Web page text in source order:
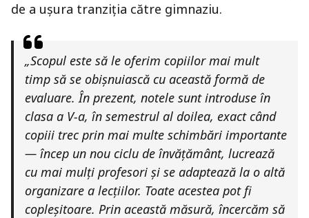
de a ușura tranziția către gimnaziu.
„Scopul este să le oferim copiilor mai mult
timp să se obișnuiască cu această formă de
evaluare. În prezent, notele sunt introduse în
clasa a V-a, în semestrul al doilea, exact când
copiii trec prin mai multe schimbări importante
— încep un nou ciclu de învățământ, lucrează
cu mai mulți profesori și se adaptează la o altă
organizare a lecțiilor. Toate acestea pot fi
copleșitoare. Prin această măsură, încercăm să